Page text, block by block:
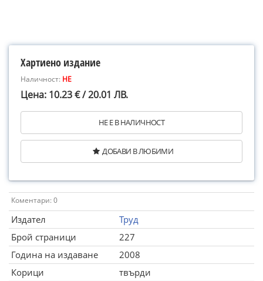
Хартиено издание
Наличност: НЕ
Цена: 10.23 € / 20.01 ЛВ.
НЕ Е В НАЛИЧНОСТ
ДОБАВИ В ЛЮБИМИ
Коментари: 0
Издател
Труд
Брой страници
227
Година на издаване
2008
Корици
твърди